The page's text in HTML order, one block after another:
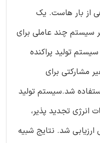
از بار هاست. یک
سیستم چند عاملی برای
تولید پراکنده
مشارکتی برای
شد.سیستم تولید
انرژی تجدید پذیر،
شد. نتایج شبیه